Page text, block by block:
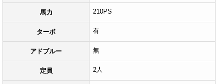
馬力 210PS
ターボ 有
アドブルー 無
定員 2人